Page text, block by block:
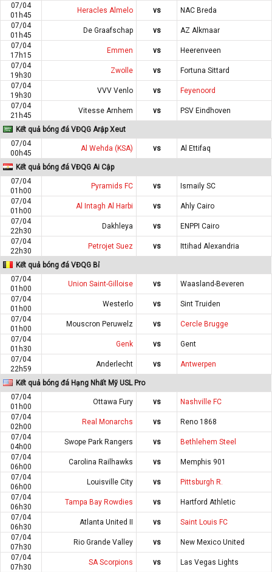
07/04
01h45
Heracles Almelo vs
NAC Breda
07/04
01h45
De Graafschap vs
AZ Alkmaar
07/04
17h15
Emmen vs
Heerenveen
07/04
19h30
Zwolle vs
Fortuna Sittard
07/04
19h30
VVV Venlo vs
Feyenoord
07/04
21h45
Vitesse Arnhem vs PSV Eindhoven
Kết quả bóng đá VĐQG Arập Xeut
07/04
00h45
Al Wehda (KSA) vs Al Ettifaq
Kết quả bóng đá VĐQG Ai Cập
07/04
01h00
Pyramids FC vs
Ismaily SC
07/04
01h00
Al Intagh Al Harbi vs
Ahly Cairo
07/04
22h30
Dakhleya vs
ENPPI Cairo
07/04
22h30
Petrojet Suez vs Ittihad Alexandria
Kết quả bóng đá VĐQG Bỉ
07/04
01h00
Union Saint-Gilloise vs
Waasland-Beveren
07/04
01h00
Westerlo vs
Sint Truiden
07/04
01h00
Mouscron Peruwelz vs
Cercle Brugge
07/04
01h30
Genk vs
Gent
07/04
22h59
Anderlecht vs Antwerpen
Kết quả bóng đá Hạng Nhất Mỹ USL Pro
07/04
01h00
Ottawa Fury vs
Nashville FC
07/04
02h00
Real Monarchs vs
Reno 1868
07/04
04h00
Swope Park Rangers vs
Bethlehem Steel
07/04
06h00
Carolina Railhawks vs
Memphis 901
07/04
06h00
Louisville City vs
Pittsburgh R.
07/04
06h30
Tampa Bay Rowdies vs
Hartford Athletic
07/04
06h30
Atlanta United II vs
Saint Louis FC
07/04
07h30
Rio Grande Valley vs
New Mexico United
07/04
07h30
SA Scorpions vs
Las Vegas Lights